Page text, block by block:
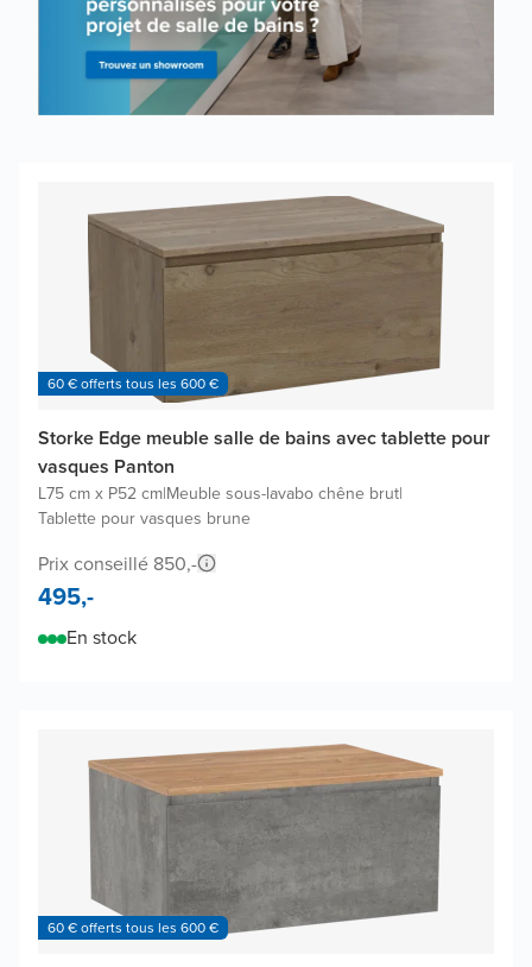
60 € offerts tous les 600 €
Storke Edge meuble salle de bains avec tablette pour
vasques Panton
L75 cm x P52 cm|Meuble sous-lavabo chêne brut|
Tablette pour vasques brune
Prix conseillé 850,-
495,-
En stock
60 € offerts tous les 600 €